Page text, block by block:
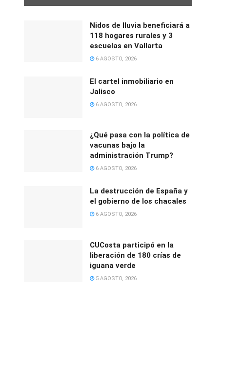
Nidos de lluvia beneficiará a
118 hogares rurales y 3
escuelas en Vallarta
6 AGOSTO, 2026
El cartel inmobiliario en
Jalisco
6 AGOSTO, 2026
¿Qué pasa con la política de
vacunas bajo la
administración Trump?
6 AGOSTO, 2026
La destrucción de España y
el gobierno de los chacales
6 AGOSTO, 2026
CUCosta participó en la
liberación de 180 crías de
iguana verde
5 AGOSTO, 2026